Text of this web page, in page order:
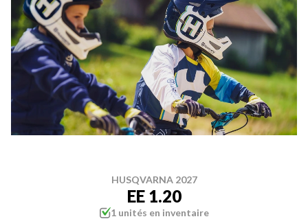
HUSQVARNA 2027
EE 1.20
1 unités en inventaire